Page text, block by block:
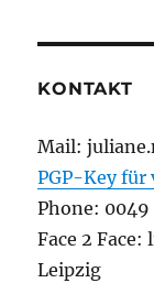
KONTAKT
Mail:
PGP-Key
Phone: 0049
Face 2
Leipzig